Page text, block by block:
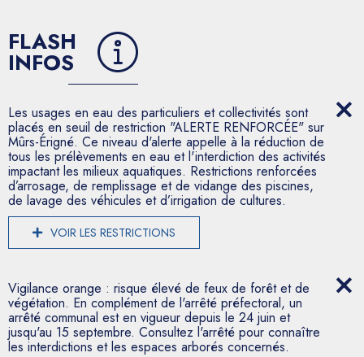
FLASH
INFOS
Les usages en eau des particuliers et collectivités sont
placés en seuil de restriction "ALERTE RENFORCÉE" sur
Mûrs-Érigné. Ce niveau d'alerte appelle à la réduction de
tous les prélèvements en eau et l'interdiction des activités
impactant les milieux aquatiques. Restrictions renforcées
d’arrosage, de remplissage et de vidange des piscines,
de lavage des véhicules et d’irrigation de cultures.
VOIR LES RESTRICTIONS
Vigilance orange : risque élevé de feux de forêt et de
végétation. En complément de l'arrêté préfectoral, un
arrêté communal est en vigueur depuis le 24 juin et
jusqu'au 15 septembre. Consultez l'arrêté pour connaître
les interdictions et les espaces arborés concernés.